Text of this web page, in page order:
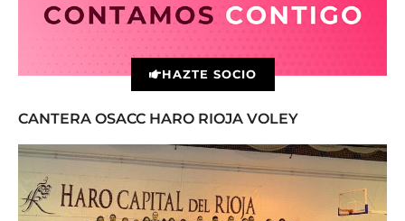
HAZTE SOCIO
CANTERA OSACC HARO RIOJA VOLEY